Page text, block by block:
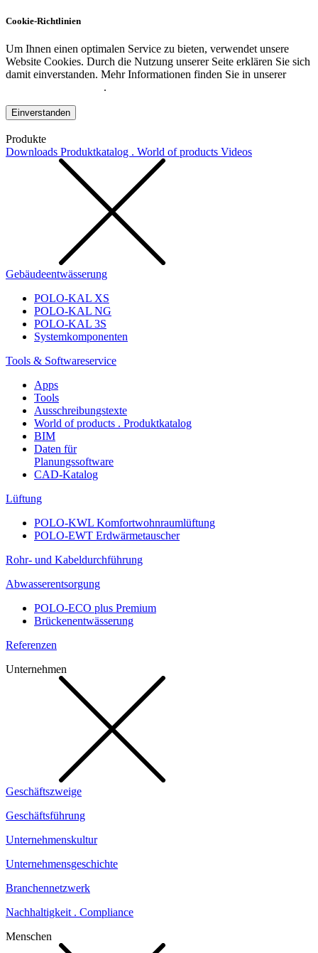
Cookie-Richtlinien
Um Ihnen einen optimalen Service zu bieten, verwendet unsere
Website Cookies. Durch die Nutzung unserer Seite erklären Sie sich
damit einverstanden. Mehr Informationen finden Sie in unserer
.
Einverstanden
Produkte
Downloads Produktkatalog . World of products Videos
Gebäudeentwässerung
POLO-KAL XS
POLO-KAL NG
POLO-KAL 3S
Systemkomponenten
Tools & Softwareservice
Apps
Tools
Ausschreibungstexte
World of products . Produktkatalog
BIM
Daten für
Planungssoftware
CAD-Katalog
Lüftung
POLO-KWL Komfortwohnraumlüftung
POLO-EWT Erdwärmetauscher
Rohr- und Kabeldurchführung
Abwasserentsorgung
POLO-ECO plus Premium
Brückenentwässerung
Referenzen
Unternehmen
Geschäftszweige
Geschäftsführung
Unternehmenskultur
Unternehmensgeschichte
Branchennetzwerk
Nachhaltigkeit . Compliance
Menschen